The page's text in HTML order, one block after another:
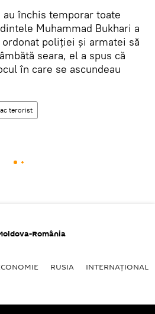
închis temporar toate
Muhammad Bukhari a
poliției și armatei să
seara, el a spus că
în care se ascundeau
terorist
România
RUSIA INTERNAŢIONAL